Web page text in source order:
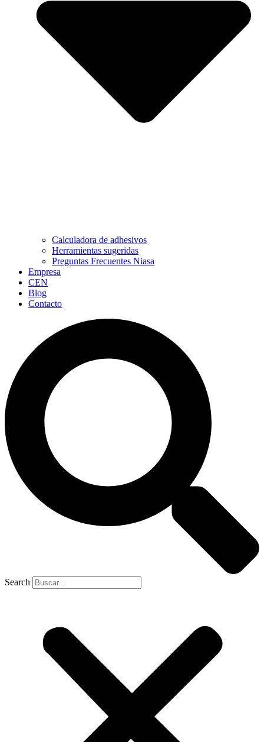
Calculadora de adhesivos
Herramientas sugeridas
Preguntas Frecuentes Niasa
Empresa
CEN
Blog
Contacto
Search